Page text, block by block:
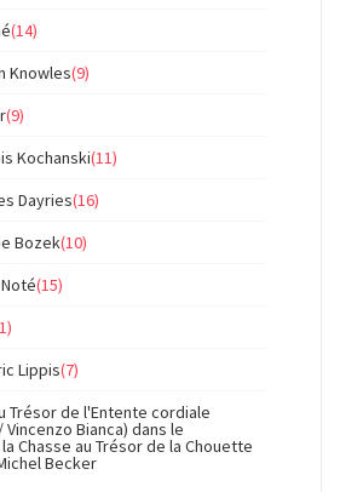
(14)
Knowles(9)
(9)
Kochanski(11)
Dayries(16)
Bozek(10)
(15)
Lippis(7)
Trésor de l'Entente cordiale
Vincenzo Bianca) dans le
Chasse au Trésor de la Chouette
Becker